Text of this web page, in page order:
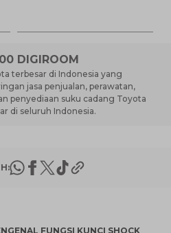
DIGIROOM
terbesar di Indonesia yang
jasa penjualan, perawatan,
penyediaan suku cadang Toyota
di seluruh Indonesia.
FUNGSI KUNCI SHOCK